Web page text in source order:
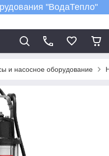
"ВодаТепло"
и насосное оборудование